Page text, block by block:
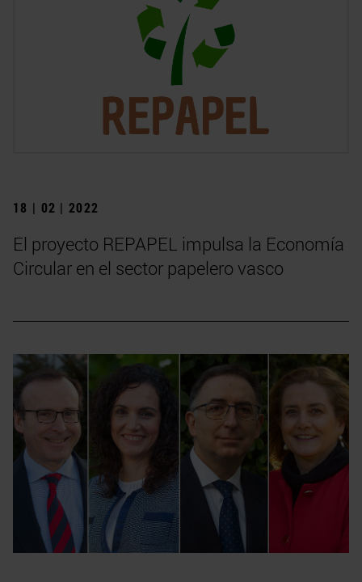
18 | 02 | 2022
El proyecto REPAPEL impulsa la Economía
Circular en el sector papelero vasco